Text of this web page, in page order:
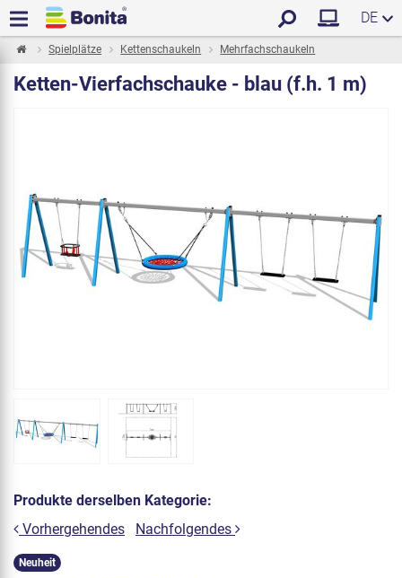
DE
Spielplätze Kettenschaukeln Mehrfachschaukeln
Ketten-Vierfachschauke - blau (f.h. 1 m)
Produkte derselben Kategorie:
Vorhergehendes
Nachfolgendes
Neuheit